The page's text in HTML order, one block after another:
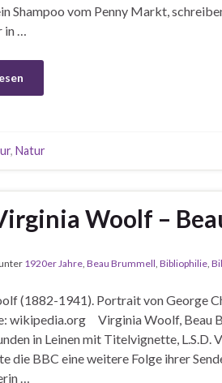
Shampoo vom Penny Markt,
in …
, Natur
Woolf –
1920er Jahre, Beau Brummell, Bibliophilie,
(1882-1941). Portrait von George
wikipedia.org Virginia Woolf, Beau
in Leinen mit Titelvignette,
die BBC eine weitere Folge ihrer
…